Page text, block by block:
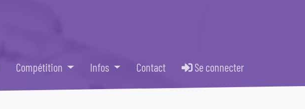
Compétition Infos Contact Se connecter